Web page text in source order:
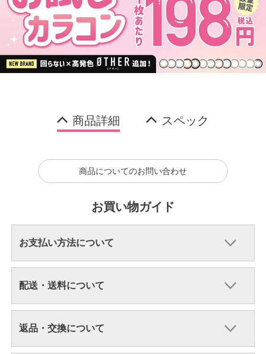
商品詳細 スペック
商品についてのお問い合わせ
お買い物ガイド
お支払い方法について
配送・送料について
返品・交換について